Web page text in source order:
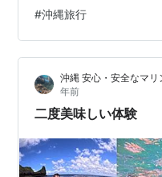
方で安心・安全な楽しい
Cape Maeda, temp,
Google 4.9☆の沖縄ダイ
お申し込みはこちらか
#沖縄旅行
沖縄 安心・安全なマ
年前
二度美味しい体験